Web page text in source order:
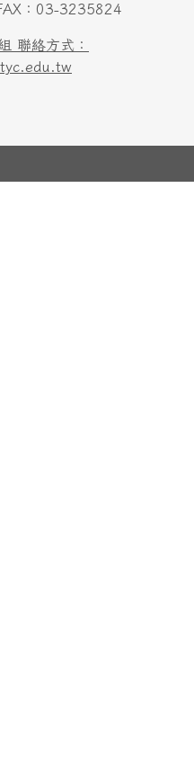
：03-3235824
聯絡方式：